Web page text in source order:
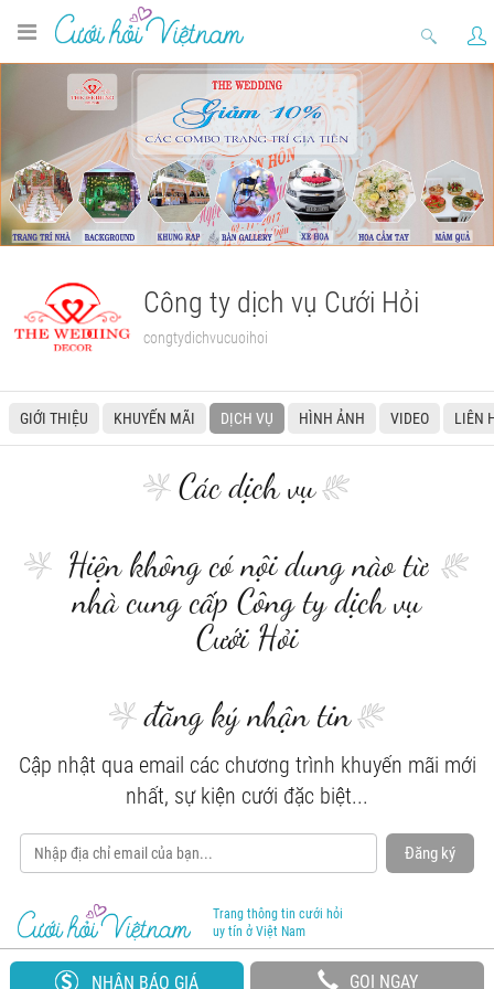
Công ty dịch vụ Cưới Hỏi
congtydichvucuoihoi
GIỚI THIỆU KHUYẾN MÃI DỊCH VỤ HÌNH ẢNH VIDEO LIÊN
Các dịch vụ
Hiện không có nội dung nào từ
nhà cung cấp Công ty dịch vụ
Cưới Hỏi
đăng ký nhận tin
Cập nhật qua email các chương trình khuyến mãi mới
nhất, sự kiện cưới đặc biệt...
Đăng ký
NHẬN BÁO GIÁ GỌI NGAY
Trang thông tin cưới hỏi
uy tín ở Việt Nam